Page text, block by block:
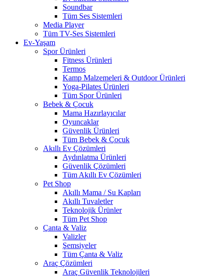
Soundbar
Tüm Ses Sistemleri
Media Player
Tüm TV-Ses Sistemleri
Ev-Yaşam
Spor Ürünleri
Fitness Ürünleri
Termos
Kamp Malzemeleri & Outdoor Ürünleri
Yoga-Pilates Ürünleri
Tüm Spor Ürünleri
Bebek & Çocuk
Mama Hazırlayıcılar
Oyuncaklar
Güvenlik Ürünleri
Tüm Bebek & Çocuk
Akıllı Ev Çözümleri
Aydınlatma Ürünleri
Güvenlik Çözümleri
Tüm Akıllı Ev Çözümleri
Pet Shop
Akıllı Mama / Su Kapları
Akıllı Tuvaletler
Teknolojik Ürünler
Tüm Pet Shop
Çanta & Valiz
Valizler
Şemsiyeler
Tüm Çanta & Valiz
Araç Çözümleri
Araç Güvenlik Teknolojileri